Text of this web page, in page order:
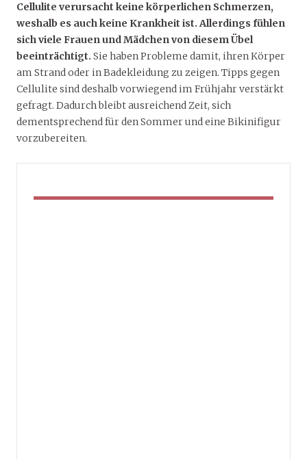
Cellulite verursacht keine körperlichen Schmerzen,
weshalb es auch keine Krankheit ist. Allerdings fühlen
sich viele Frauen und Mädchen von diesem Übel
beeinträchtigt. Sie haben Probleme damit, ihren Körper
am Strand oder in Badekleidung zu zeigen. Tipps gegen
Cellulite sind deshalb vorwiegend im Frühjahr verstärkt
gefragt. Dadurch bleibt ausreichend Zeit, sich
dementsprechend für den Sommer und eine Bikinifigur
vorzubereiten.